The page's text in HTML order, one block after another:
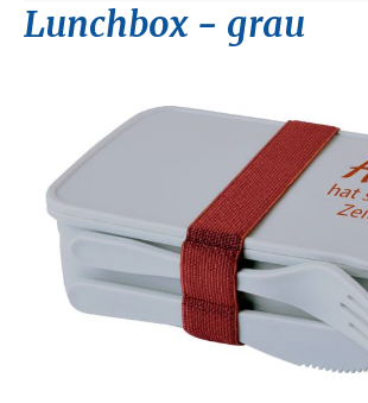
Lunchbox - grau
Bildergalerie überspringen